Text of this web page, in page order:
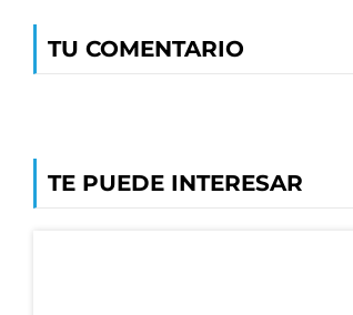
TU COMENTARIO
TE PUEDE INTERESAR